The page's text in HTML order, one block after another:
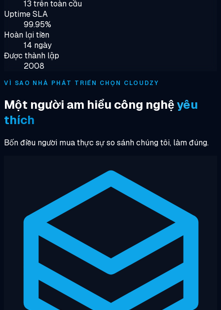
13 trên toàn cầu
Uptime SLA
99.95%
Hoàn lại tiền
14 ngày
Được thành lập
2008
VÌ SAO NHÀ PHÁT TRIỂN CHỌN CLOUDZY
Một người am hiểu công nghệyêu
thích
Bốn điều người mua thực sự so sánh chúng tôi, làm đúng.